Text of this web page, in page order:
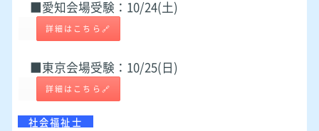
■愛知会場受験：10/24(土)
詳細はこちら🔗
■東京会場受験：10/25(日)
詳細はこちら🔗
社会福祉士